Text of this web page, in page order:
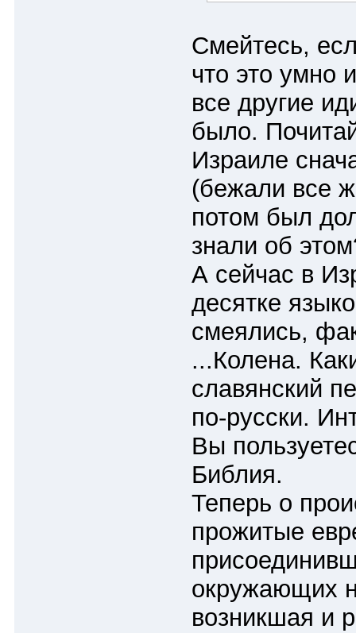
Смейтесь,
что это умно
все другие
было.
Израиле
(бежали все
потом был
знали об
А сейчас в
десятке
смеялись,
...Колена.
славянский
по-русски.
Вы
Библия.
Теперь о
прожитые
окружающих
возникшая и